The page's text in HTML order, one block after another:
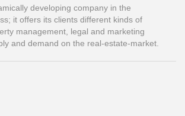
developing company in the
it offers its clients different kinds of
management, legal and marketing
and demand on the real-estate-market.